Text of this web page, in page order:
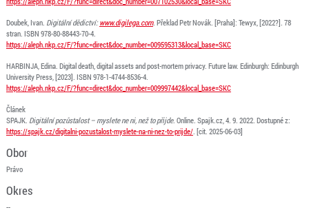
Doubek, Ivan. Digitální dědictví:www.digilega.com. Překlad Petr Novák. [Praha]: Tewyx, [2022?]. 78
stran. ISBN 978-80-88443-70-4.
https://aleph.nkp.cz/F/?func=direct&doc_number=009595313&local_base=SKC
HARBINJA, Edina. Digital death, digital assets and post-mortem privacy. Future law. Edinburgh: Edinburgh
University Press, [2023]. ISBN 978-1-4744-8536-4.
https://aleph.nkp.cz/F/?func=direct&doc_number=009997442&local_base=SKC
Článek
SPAJK. Digitální pozůstalost – myslete ne ni, než to přijde. Online. Spajk.cz, 4. 9. 2022. Dostupné z:
https://spajk.cz/digitalni-pozustalost-myslete-na-ni-nez-to-prijde/. [cit. 2025-06-03]
Obor
Právo
Okres
--